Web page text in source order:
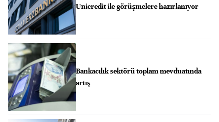
Unicredit ile görüşmelere hazırlanıyor
Bankacılık sektörü toplam mevduatında
artış